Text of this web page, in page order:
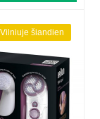
šiandien